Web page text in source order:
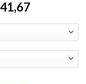
41,67